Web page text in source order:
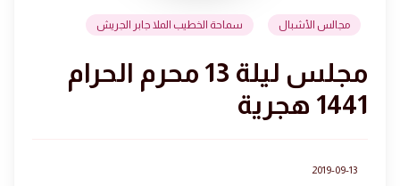
مجالس الأشبال سماحة الخطيب الملا جابر الجريش
مجلس ليلة 13 محرم الحرام
1441 هجرية
2019-09-13